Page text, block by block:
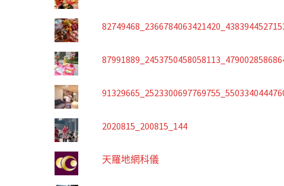
2020815_200815_144
天羅地網科儀